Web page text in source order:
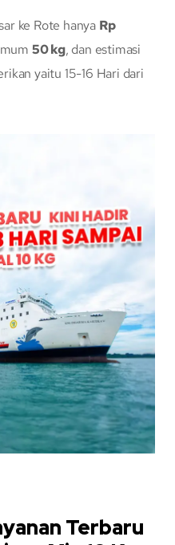
ke Rote hanya Rp
50 kg, dan estimasi
yaitu 15-16 Hari dari
Terbaru